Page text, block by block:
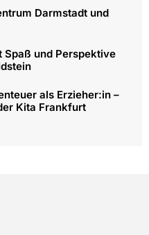
Darmstadt und
Spaß und Perspektive
als Erzieher:in –
Kita Frankfurt